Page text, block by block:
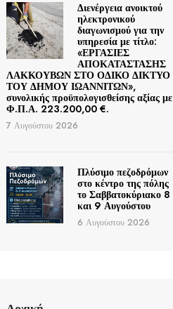
Διενέργεια ανοικτού
ηλεκτρονικού
διαγωνισμού για την
υπηρεσία με τίτλο:
«ΕΡΓΑΣΙΕΣ
ΑΠΟΚΑΤΑΣΤΑΣΗΣ
ΛΑΚΚΟΥΒΩΝ ΣΤΟ ΟΔΙΚΟ ΔΙΚΤΥΟ
ΤΟΥ ΔΗΜΟΥ ΙΩΑΝΝΙΤΩΝ»,
συνολικής προϋπολογισθείσης αξίας με
Φ.Π.Α. 223.200,00 €.
7 Αυγούστου 2026
Πλύσιμο πεζοδρόμων
στο κέντρο της πόλης
το Σαββατοκύριακο 8
και 9 Αυγούστου
6 Αυγούστου 2026